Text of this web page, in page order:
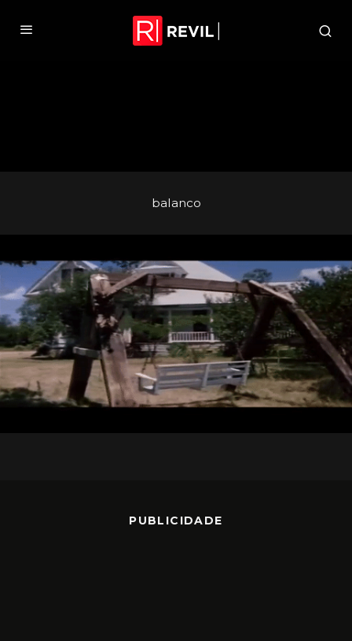
balanco
PUBLICIDADE